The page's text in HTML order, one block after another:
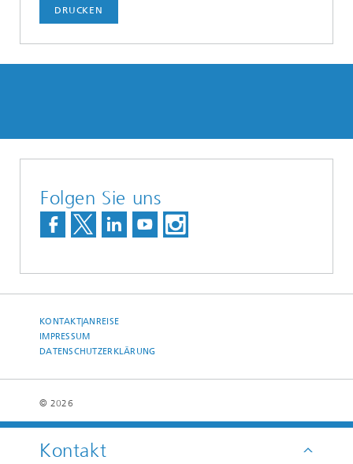
Kontakt
DRUCKEN
Folgen Sie uns
KONTAKT|ANREISE
IMPRESSUM
DATENSCHUTZERKLÄRUNG
© 2026